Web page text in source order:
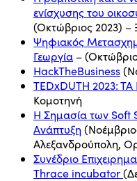
ενίσχυσης του
(Οκτώβριος 2023) –
Ψηφιακός
Γεωργία –
HackTheBusiness
TEDxDUTH 2023: TA
Κομοτηνή
Η Σημασία των Soft
Ανάπτυξη
Αλεξανδρούπολη,
Συνέδριο
Thrace incubator